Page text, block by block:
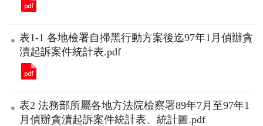
表1-1 各地檢署自掃黑行動方案後迄97年1月偵辦貪
瀆起訴案件統計表.pdf
表2 法務部所屬各地方法院檢察署89年7月至97年1
月偵辦貪瀆起訴案件統計表、統計圖.pdf